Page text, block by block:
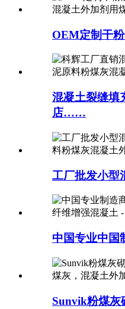
OEM定制干
混凝土裂缝填
店……
工厂批发小型
中国专业中国
Sunvik粉煤灰